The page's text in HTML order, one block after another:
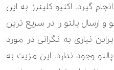
280.000 تومان
560.000 تومان 1.960.000 تومان
450.000 تومان 770.000 تومان
گیرد. اکتیو کلینرز به این
پالتو را در سریع ترین
نیازی به نگرانی در مورد
وجود ندارد. این مزیت به